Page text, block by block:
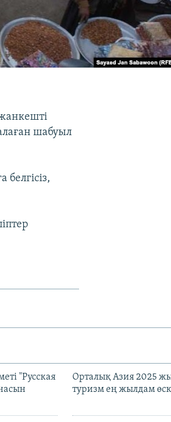
шабуыл
"Русская
Орталық Азия 2025
туризм ең жылдам